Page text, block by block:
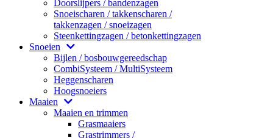
Doorslijpers / bandenzagen
Snoeischaren / takkenscharen /
takkenzagen / snoeizagen
Steenkettingzagen / betonkettingzagen
Snoeien
Bijlen / bosbouwgereedschap
CombiSysteem / MultiSysteem
Heggenscharen
Hoogsnoeiers
Maaien
Maaien en trimmen
Grasmaaiers
Grastrimmers /